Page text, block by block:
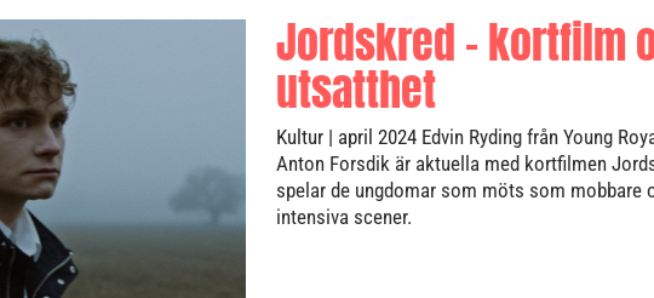
Jordskred – kortfilm
utsatthet
Kultur | april 2024 Edvin Ryding från Young
Anton Forsdik är aktuella med kortfilmen
spelar de ungdomar som möts som mobbare
intensiva scener.